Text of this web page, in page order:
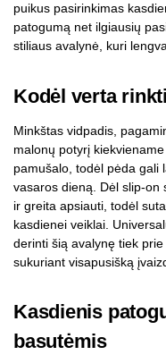
puikus pasirinkimas
patogumą net ilgiausių
stiliaus avalynė, kuri
Kodėl verta
Minkštas vidpadis,
malonų potyrį
pamušalo, todėl pėda gali
vasaros dieną. Dėl slip-on
ir greita apsiauti, todėl
kasdienei veiklai.
derinti šią avalynę tiek
sukuriant visapusišką
Kasdienis
basutėmis